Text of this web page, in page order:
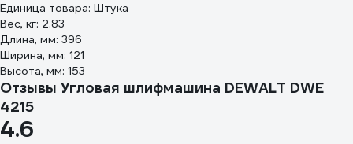
Единица товара: Штука
Вес, кг: 2.83
Длина, мм: 396
Ширина, мм: 121
Высота, мм: 153
Отзывы Угловая шлифмашина DEWALT DWE
4215
4.6